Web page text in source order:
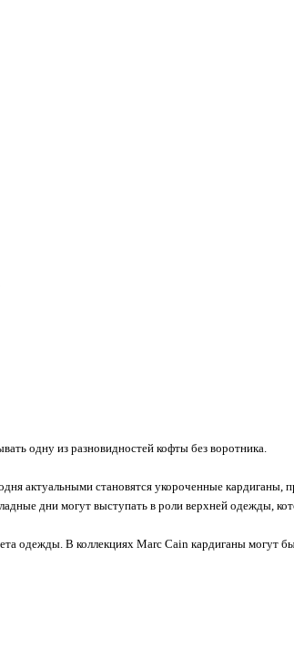
одну из разновидностей кофты без воротника.
актуальными становятся укороченные кардиганы,
дни могут выступать в роли верхней одежды,
одежды. В коллекциях Marc Cain кардиганы могут